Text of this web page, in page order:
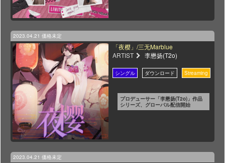
2023.04.21 価格未定
「夜樱」/三无Marblue
ARTIST
李懋扬(T2o)
プロデューサー「李懋扬(T2o)」作品
シリーズ、グローバル配信開始
2023.04.21 価格未定